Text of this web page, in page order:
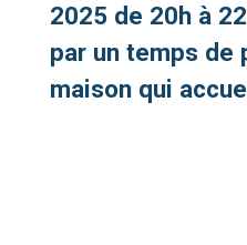
2025 de 20h à
par un temps de
maison qui